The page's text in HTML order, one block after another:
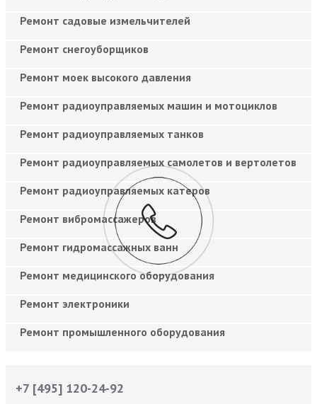
Ремонт садовые измельчителей
Ремонт снегоуборщиков
Ремонт моек высокого давления
Ремонт радиоуправляемых машин и мотоциклов
Ремонт радиоуправляемых танков
Ремонт радиоуправляемых самолетов и вертолетов
Ремонт радиоуправляемых катеров
Ремонт вибромассажеров
Ремонт гидромассажных ванн
Ремонт медицинского оборудования
Ремонт электроники
Ремонт промышленного оборудования
+7 [495] 120-24-92